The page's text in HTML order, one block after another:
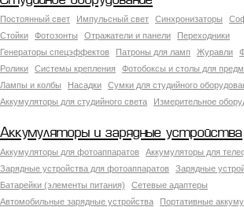
Постоянный свет Импульсный свет Синхронизаторы
Стойки
Фотозонты Отражатели и панели
Переходники
Генераторы спецэффектов
Патроны для ламп Журавли
Ролики
Системы крепления
Фотобоксы и столы для
Лампы и колбы
Насадки
Сумки для студийного
Аккумуляторы для студийного света
Измерительное
Аккумуляторы и зарядные устройства
Аккумуляторы для фотоаппаратов
Аккумуляторы для
Зарядные устройства для фотоаппаратов
Зарядные
Батарейки (элементы питания)
Сетевые адаптеры
Автомобильные зарядные устройства
Портативные